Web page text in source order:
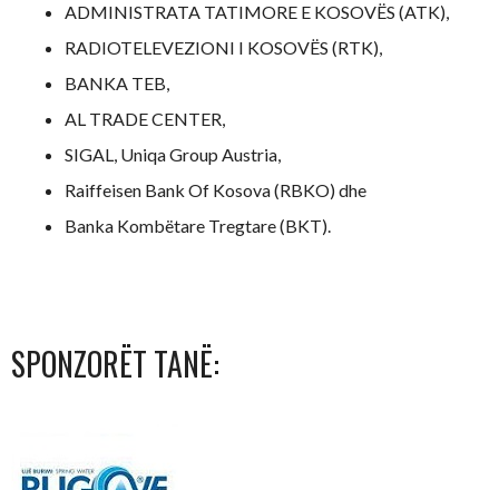
ADMINISTRATA TATIMORE E KOSOVËS (ATK),
RADIOTELEVEZIONI I KOSOVËS (RTK),
BANKA TEB,
AL TRADE CENTER,
SIGAL, Uniqa Group Austria,
Raiffeisen Bank Of Kosova (RBKO) dhe
Banka Kombëtare Tregtare (BKT).
SPONZORËT TANË: